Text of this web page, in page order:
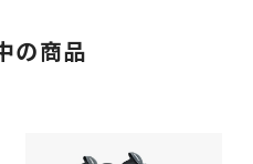
の商品